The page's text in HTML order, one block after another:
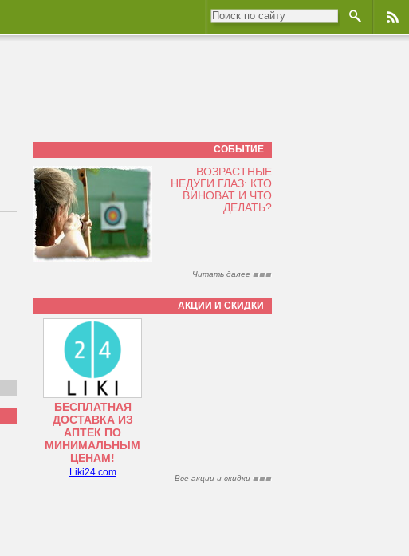
СОБЫТИЕ
ВОЗРАСТНЫЕ
НЕДУГИ ГЛАЗ: КТО
ВИНОВАТ И ЧТО
ДЕЛАТЬ?
Читать далее
АКЦИИ И СКИДКИ
БЕСПЛАТНАЯ
ДОСТАВКА ИЗ
АПТЕК ПО
МИНИМАЛЬНЫМ
ЦЕНАМ!
Liki24.com
Все акции и скидки